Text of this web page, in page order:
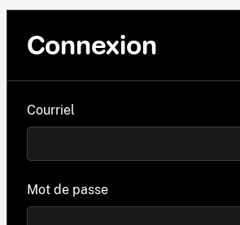
Connexion
Courriel
Mot de passe